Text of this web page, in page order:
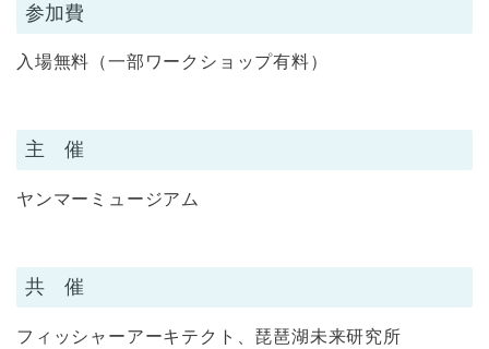
参加費
入場無料（一部ワークショップ有料）
主 催
ヤンマーミュージアム
共 催
フィッシャーアーキテクト、琵琶湖未来研究所